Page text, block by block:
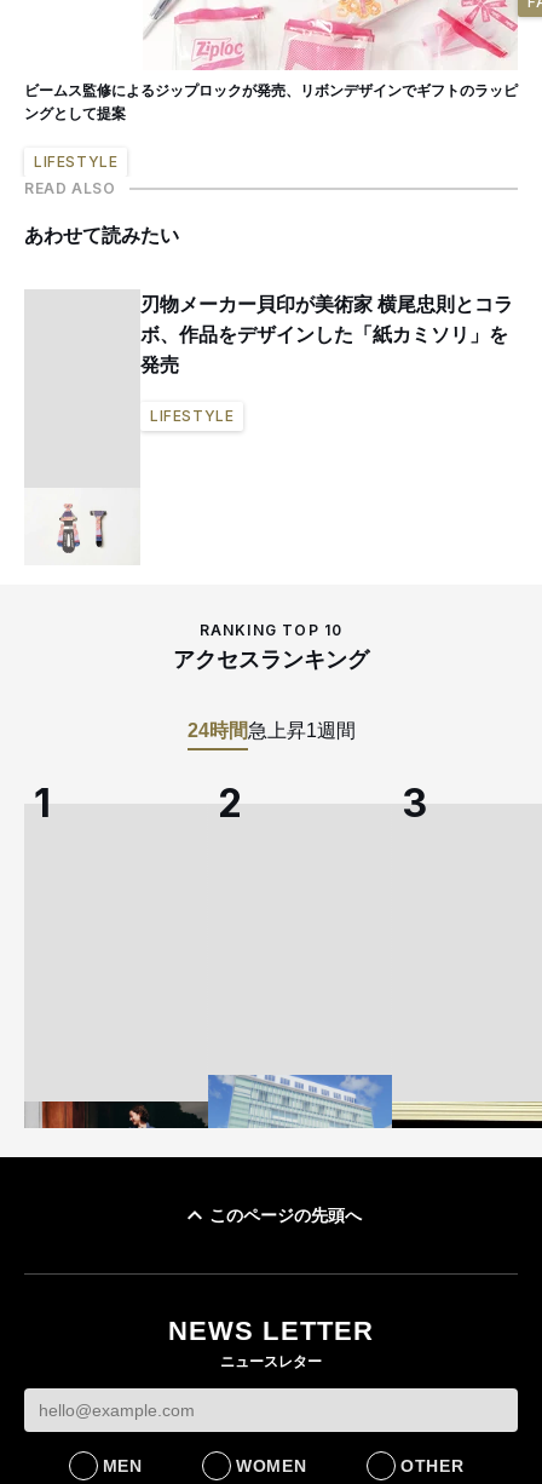
ビームス監修によるジップロックが発売、リボンデザインでギフトのラッピ
ングとして提案
LIFESTYLE
READ ALSO
あわせて読みたい
刃物メーカー貝印が美術家 横尾忠則とコラ
ボ、作品をデザインした「紙カミソリ」を
発売
LIFESTYLE
RANKING TOP 10
アクセスランキング
24時間急上昇1週間
ケットなど7型を発売
FASHION
このページの先頭へ
NEWS LETTER
ニュースレター
MEN WOMEN OTHER